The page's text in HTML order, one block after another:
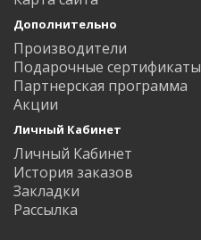
Дополнительно
Производители
Подарочные сертификаты
Партнерская программа
Акции
Личный Кабинет
Личный Кабинет
История заказов
Закладки
Рассылка